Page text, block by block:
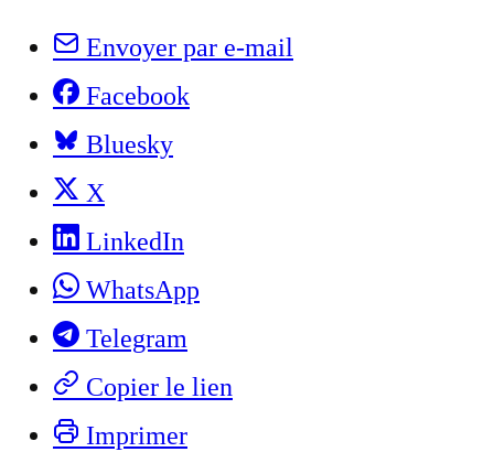
Envoyer par e-mail
Facebook
Bluesky
X
LinkedIn
WhatsApp
Telegram
Copier le lien
Imprimer